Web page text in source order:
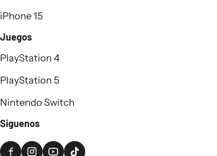
iPhone 15
Juegos
PlayStation 4
PlayStation 5
Nintendo Switch
Siguenos